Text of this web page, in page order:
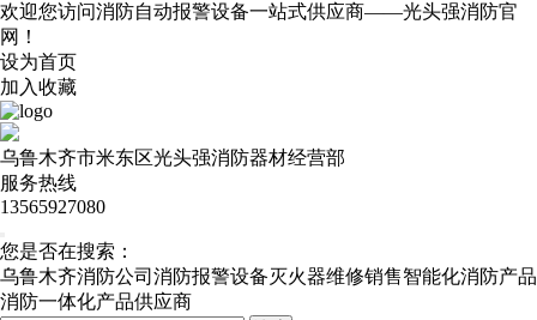
欢迎您访问消防自动报警设备一站式供应商——光头强消防官
网！
设为首页
加入收藏
乌鲁木齐市米东区光头强消防器材经营部
服务热线
13565927080
您是否在搜索：
乌鲁木齐消防公司 消防报警设备灭火器维修销售智能化消防产品
消防一体化产品供应商